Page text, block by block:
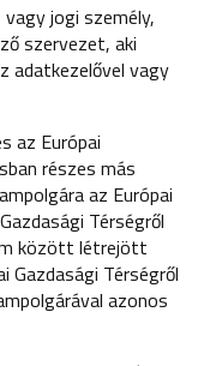
jogi személy,
szervezet, aki
adatkezelővel vagy
az Európai
részes más
az Európai
Térségről
között létrejött
Gazdasági Térségről
azonos